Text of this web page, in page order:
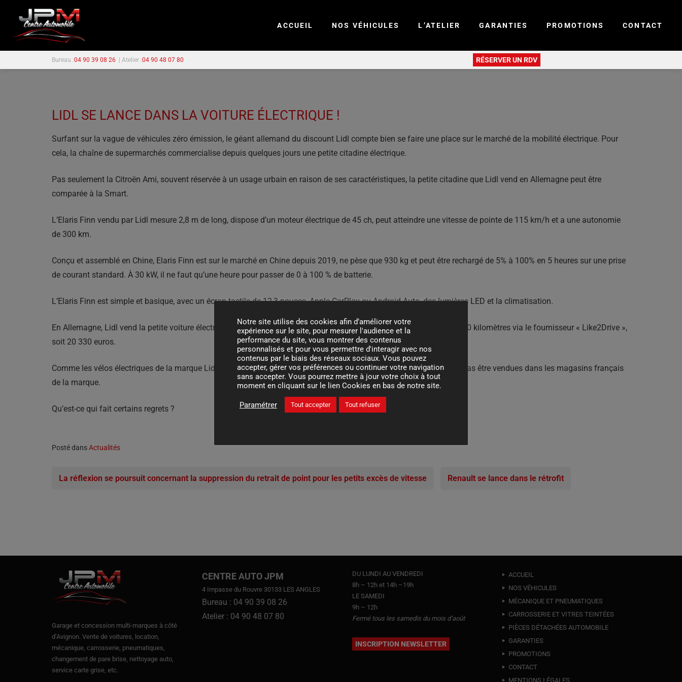
ACCUEIL NOS VÉHICULES L’ATELIER GARANTIES PROMOTIONS CONTACT
Bureau :04 90 39 08 26 | Atelier :04 90 48 07 80 RÉSERVER UN RDV
LIDL SE LANCE DANS LA VOITURE ÉLECTRIQUE !
Surfant sur la vague de véhicules zéro émission, le géant allemand du discount Lidl compte bien se faire une place sur le marché de la mobilité électrique. Pour
cela, la chaîne de supermarchés commercialise depuis quelques jours une petite citadine électrique.
Pas seulement la Citroën Ami, souvent réservée à un usage urbain en raison de ses caractéristiques, la petite citadine que Lidl vend en Allemagne peut être
comparée à la Smart.
L’Elaris Finn vendu par Lidl mesure 2,8 m de long, dispose d’un moteur électrique de 45 ch, peut atteindre une vitesse de pointe de 115 km/h et a une autonomie
de 300 km.
Conçu et assemblé en Chine, Elaris Finn est sur le marché en Chine depuis 2019, ne pèse que 930 kg et peut être rechargé de 5% à 100% en 5 heures sur une prise
de courant standard. À 30 kW, il ne faut qu’une heure pour passer de 0 à 100 % de batterie.
L’Elaris Finn est simple et basique, avec un écran tactile de 12,3 pouces, Apple CarPlay ou Android Auto, des lumières LED et la climatisation.
En Allemagne, Lidl vend la petite voiture électrique 222 euros par mois pendant un an, avec un abonnement de 10 000 kilomètres via le fournisseur « Like2Drive »,
soit 20 330 euros.
Comme les vélos électriques de la marque Lidl vendus dans certains pays, les voitures électriques Lidl ne devraient pas être vendues dans les magasins français
de la marque.
Qu’est-ce qui fait certains regrets ?
Posté dansActualités
La réflexion se poursuit concernant la suppression du retrait de point pour les petits excès de vitesse Renault se lance dans le rétrofit
Garage et concession multi-marques à côté
d’Avignon. Vente de voitures , location,
mécanique, carrosserie, pneumatiques,
changement de pare brise, nettoyage auto,
service carte grise, etc.
CENTRE AUTO JPM
4 Impasse du Rouvre 30133 LES ANGLES
Bureau : 04 90 39 08 26
Atelier : 04 90 48 07 80
DU LUNDI AU VENDREDI
8h – 12h et 14h –19h
LE SAMEDI
9h – 12h
Fermé tous les samedis du mois d’août
INSCRIPTION NEWSLETTER
ACCUEIL
NOS VÉHICULES
MÉCANIQUE ET PNEUMATIQUES
CARROSSERIE ET VITRES TEINTÉES
PIÈCES DÉTACHÉES AUTOMOBILE
GARANTIES
PROMOTIONS
CONTACT
MENTIONS LÉGALES
Notre site utilise des cookies afin d’améliorer votre
expérience sur le site, pour mesurer l'audience et la
performance du site, vous montrer des contenus
personnalisés et pour vous permettre d'interagir avec nos
contenus par le biais des réseaux sociaux. Vous pouvez
accepter, gérer vos préférences ou continuer votre navigation
sans accepter. Vous pourrez mettre à jour votre choix à tout
moment en cliquant sur le lien Cookies en bas de notre site.
Paramétrer Tout accepter Tout refuser